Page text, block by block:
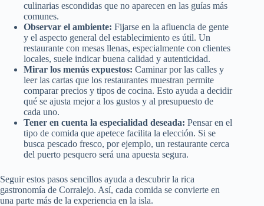
culinarias escondidas que no aparecen en las guías más
comunes.
Observar el ambiente: Fijarse en la afluencia de gente
y el aspecto general del establecimiento es útil. Un
restaurante con mesas llenas, especialmente con clientes
locales, suele indicar buena calidad y autenticidad.
Mirar los menús expuestos: Caminar por las calles y
leer las cartas que los restaurantes muestran permite
comparar precios y tipos de cocina. Esto ayuda a decidir
qué se ajusta mejor a los gustos y al presupuesto de
cada uno.
Tener en cuenta la especialidad deseada: Pensar en el
tipo de comida que apetece facilita la elección. Si se
busca pescado fresco, por ejemplo, un restaurante cerca
del puerto pesquero será una apuesta segura.
Seguir estos pasos sencillos ayuda a descubrir la rica
gastronomía de Corralejo. Así, cada comida se convierte en
una parte más de la experiencia en la isla.